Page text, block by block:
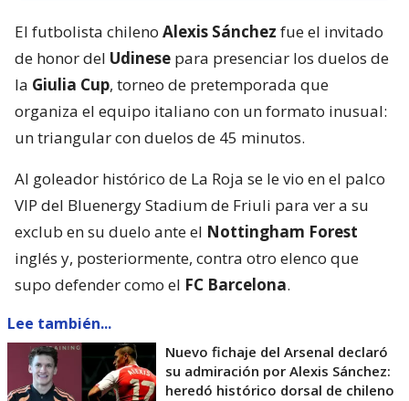
El futbolista chileno Alexis Sánchez fue el invitado
de honor del Udinese para presenciar los duelos de
la Giulia Cup, torneo de pretemporada que
organiza el equipo italiano con un formato inusual:
un triangular con duelos de 45 minutos.
Al goleador histórico de La Roja se le vio en el palco
VIP del Bluenergy Stadium de Friuli para ver a su
exclub en su duelo ante el Nottingham Forest
inglés y, posteriormente, contra otro elenco que
supo defender como el FC Barcelona.
Lee también...
Nuevo fichaje del Arsenal declaró
su admiración por Alexis Sánchez:
heredó histórico dorsal de chileno